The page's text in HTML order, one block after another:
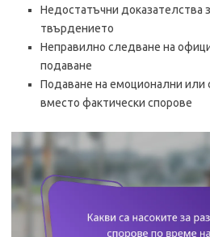
Недостатъчни доказателства
твърдението
Неправилно следване на
подаване
Подаване на емоционални или
вместо фактически спорове